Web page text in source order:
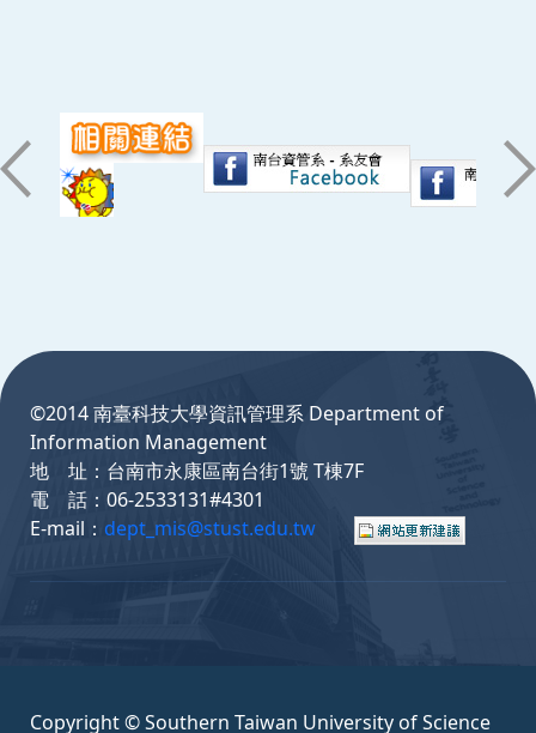
©2014 南臺科技大學資訊管理系 Department of
Information Management
地 址：台南市永康區南台街1號 T棟7F
電 話：06-2533131#4301
E-mail： dept_mis@stust.edu.tw
Copyright © Southern Taiwan University of Science